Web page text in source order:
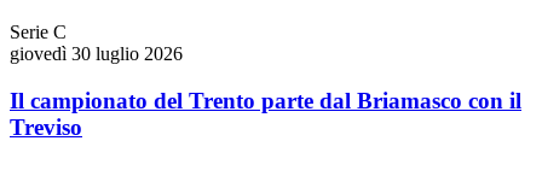
Serie C
giovedì 30 luglio 2026
Il campionato del Trento parte dal Briamasco con il
Treviso